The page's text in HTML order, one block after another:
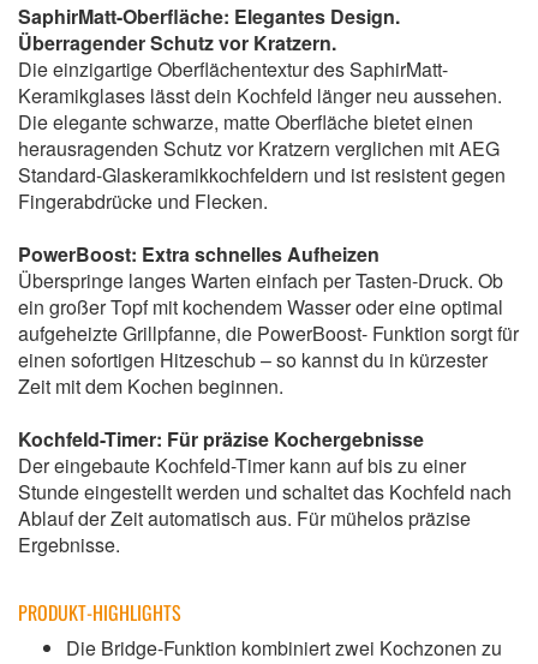
SaphirMatt-Oberfläche: Elegantes Design.
Überragender Schutz vor Kratzern.
Die einzigartige Oberflächentextur des SaphirMatt-
Keramikglases lässt dein Kochfeld länger neu aussehen.
Die elegante schwarze, matte Oberfläche bietet einen
herausragenden Schutz vor Kratzern verglichen mit AEG
Standard-Glaskeramikkochfeldern und ist resistent gegen
Fingerabdrücke und Flecken.
PowerBoost: Extra schnelles Aufheizen
Überspringe langes Warten einfach per Tasten-Druck. Ob
ein großer Topf mit kochendem Wasser oder eine optimal
aufgeheizte Grillpfanne, die PowerBoost- Funktion sorgt für
einen sofortigen Hitzeschub – so kannst du in kürzester
Zeit mit dem Kochen beginnen.
Kochfeld-Timer: Für präzise Kochergebnisse
Der eingebaute Kochfeld-Timer kann auf bis zu einer
Stunde eingestellt werden und schaltet das Kochfeld nach
Ablauf der Zeit automatisch aus. Für mühelos präzise
Ergebnisse.
PRODUKT-HIGHLIGHTS
Die Bridge-Funktion kombiniert zwei Kochzonen zu